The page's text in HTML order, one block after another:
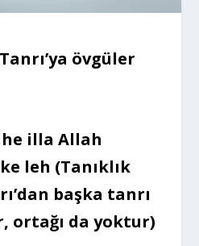
övgüler
illa Allah
leh (Tanıklık
başka tanrı
ortağı da yoktur)